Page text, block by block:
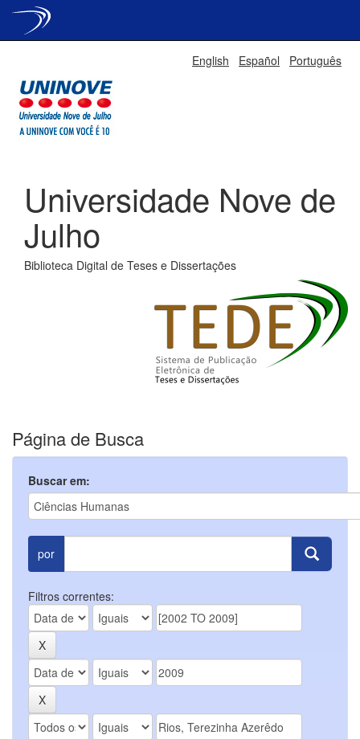
English Español Português
Universidade Nove de
Julho
Biblioteca Digital de Teses e Dissertações
Página de Busca
Buscar em:
por
Filtros correntes: